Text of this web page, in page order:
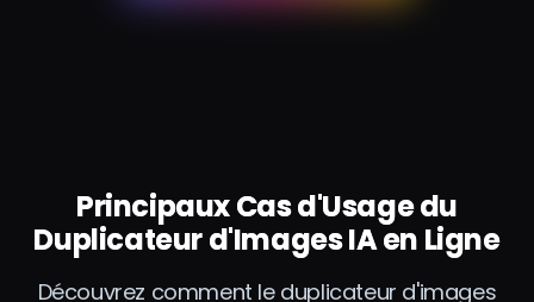
Principaux Cas d'Usage du
Duplicateur d'Images IA en Ligne
Découvrez comment le duplicateur d'images